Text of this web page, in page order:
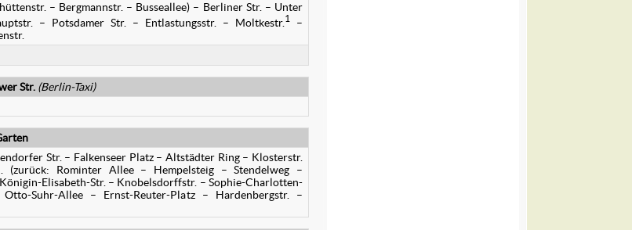
– Bergmannstr. – Busseallee) – Berliner Str. – Unter
– Potsdamer Str. – Entlastungsstr. – Moltkestr. 1
–
Str. (Berlin-Taxi)
Str. – Falkenseer Platz – Altstädter Ring – Klosterstr.
(zurück: Rominter Allee – Hempelsteig – Stendelweg –
Elisabeth-Str. – Knobelsdorffstr. – Sophie-Charlotten-
Suhr-Allee – Ernst-Reuter-Platz – Hardenbergstr. –